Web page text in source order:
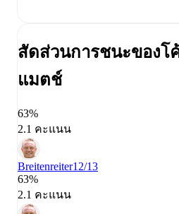
สัดส่วนการชนะของโ
แมตช์
63%
2.1 คะแนน
Breitenreiter12/13
63%
2.1 คะแนน